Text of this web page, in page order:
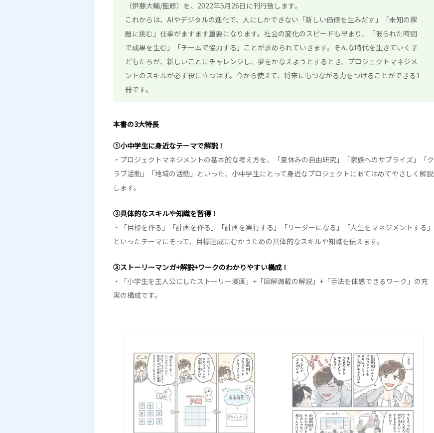
（伊藤大輔/監修）を、2022年5月26日に刊行致します。
これからは、AIやデジタルの進化で、人にしかできない「新しい価値を生みだす」「未知の課
題に挑む」仕事がますます重要になります。社会の変化のスピードも早まり、「限られた時間
で成果を生む」「チームで協力する」ことが求められていきます。そんな時代を生きていく子
どもたちが、新しいことにチャレンジし、夢をかなえようとするとき、プロジェクトマネジメ
ントのスキルが必ず役に立つはず。今から使えて、将来にもつながる力をつけることができる1
冊です。
本書の3大特長
①小中学生に身近なテーマで解説！
・プロジェクトマネジメントの基本的な考え方を、「夏休みの自由研究」「家族へのサプライズ」「ク
ラブ活動」「地域の活動」といった、小中学生にとって身近なプロジェクトにあてはめてやさしく解説
します。
②具体的なスキルや知識を習得！
・「目標を作る」「計画を作る」「計画を実行する」「リーダーになる」「人生をマネジメントする」
といったテーマにそって、目標達成にむかうための具体的なスキルや知識を伝えます。
③ストーリーマンガ+解説+ワークのわかりやすい構成！
・「小学生を主人公にしたストーリー漫画」+「図解満載の解説」+「手法を体感できるワーク」の充
実の構成です。